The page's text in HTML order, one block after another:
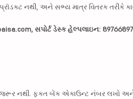
અને સભ્ય માત્ર વિતરક તરીકે કાર્ય કરી
સપોર્ટ ડેસ્ક હેલ્પલાઇન:
જરૂર નથી. ફક્ત બેંક એકાઉન્ટ નંબર લખો અને